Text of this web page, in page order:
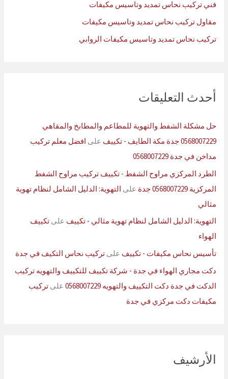
فني تركيب نحاس تمديد وتاسيس مكيفات
مقاول تركيب نحاس تمديد وتاسيس مكيفات
تركيب نحاس تمديد وتاسيس مكيفات الروابي
أحدث التعليقات
حل مشكلة الشفط والتهوية للمطاعم والمطابخ والمقاهي
0568007229 جدة مكة الطايف - تكييف
على افضل معلم تركيب
مداخن في جدة 0568007229
الطرد المركزي مراوح الشفط - تكييف تركيب مراوح الشفط
المركزية 0568007229 جدة
على التهوية: الدليل الشامل لنظام تهوية
مثالي
التهوية: الدليل الشامل لنظام تهوية مثالي - تكييف علىتكييف
الهواء
تأسيس نحاس مكيفات - تكييف علىتركيب نحاس التكيف في جدة
دكت مجاري الهواء في جدة - شركة تكييف للتكييف والتهويه تركيب
الدكت في جدة دكت التكييف والتهويه 0568007229
علىتركيب
مكيفات دكت مركزي في جدة
الأرشيف